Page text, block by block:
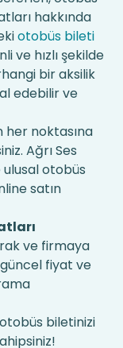
hakkında
otobüs bileti
ve hızlı şekilde
bir aksilik
edebilir ve
her noktasına
Ağrı Ses
ulusal otobüs
satın
ve firmaya
fiyat ve
biletinizi